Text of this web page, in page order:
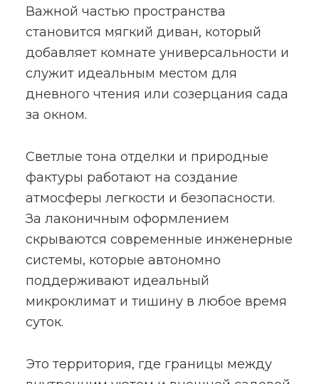
Важной частью пространства
становится мягкий диван, который
добавляет комнате универсальности и
служит идеальным местом для
дневного чтения или созерцания сада
за окном.
Светлые тона отделки и природные
фактуры работают на создание
атмосферы легкости и безопасности.
За лаконичным оформлением
скрываются современные инженерные
системы, которые автономно
поддерживают идеальный
микроклимат и тишину в любое время
суток.
Это территория, где границы между